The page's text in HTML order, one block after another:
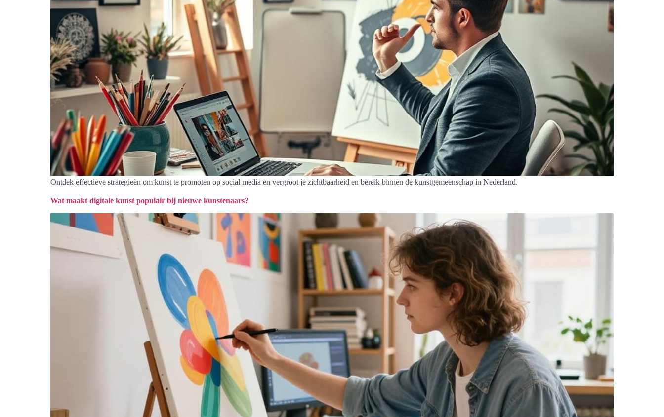
Ontdek effectieve strategieën om kunst te promoten op social media en vergroot je zichtbaarheid en bereik binnen de kunstgemeenschap in Nederland.
Wat maakt digitale kunst populair bij nieuwe kunstenaars?